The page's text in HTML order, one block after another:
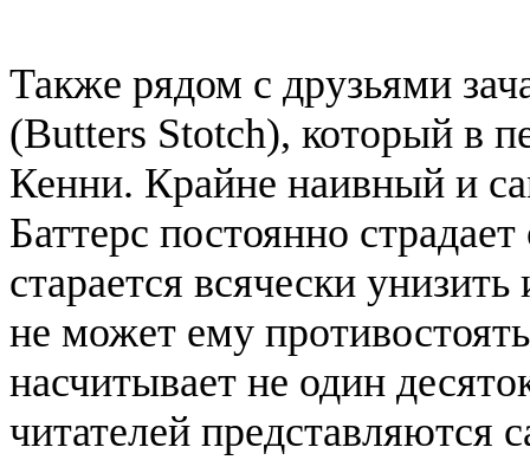
Также рядом с друзьями
(Butters Stotch), который в
Кенни. Крайне наивный и
Баттерс постоянно
старается всячески
не может ему
насчитывает не один
читателей представляются